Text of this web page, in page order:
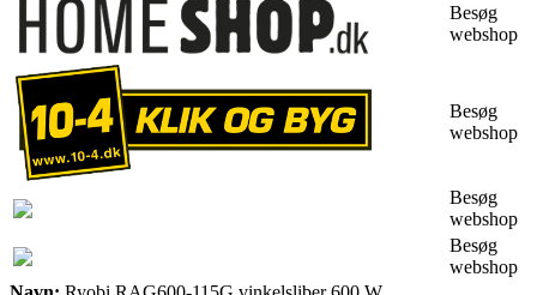
Besøg
webshop
Besøg
webshop
Besøg
webshop
Besøg
webshop